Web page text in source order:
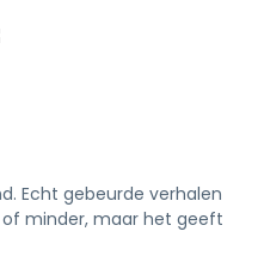
Echt gebeurde verhalen
minder, maar het geeft